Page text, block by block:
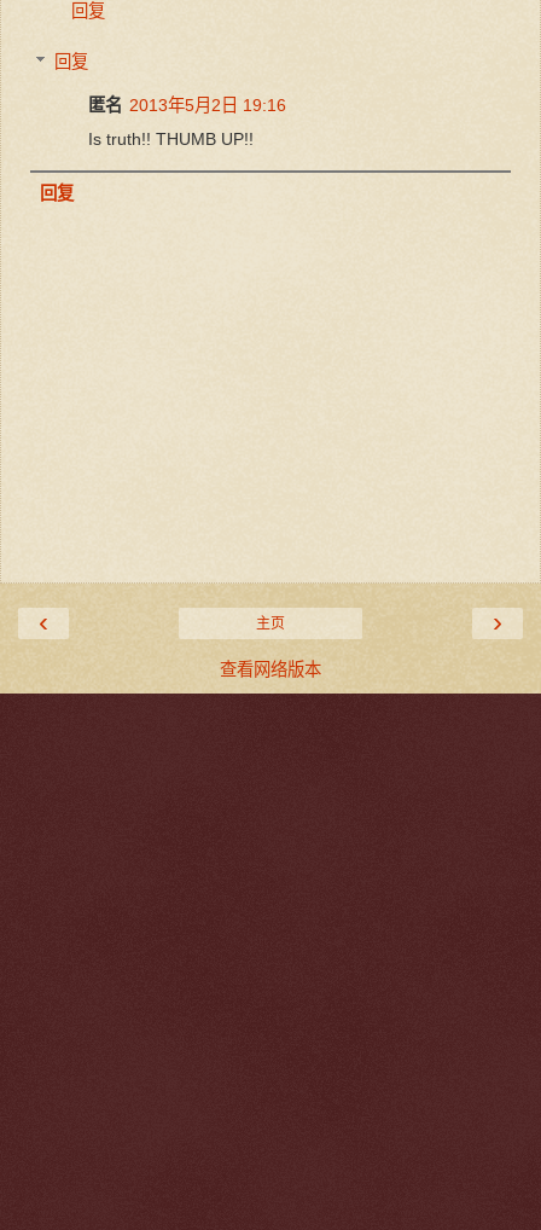
回复
回复
匿名 2013年5月2日 19:16
Is truth!! THUMB UP!!
回复
‹ ›
主页
查看网络版本